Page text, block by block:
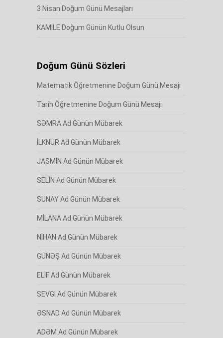
3 Nisan Doğum Günü Mesajları
KAMİLE Doğum Günün Kutlu Olsun
Doğum Günü Sözleri
Matematik Öğretmenine Doğum Günü Mesajı
Tarih Öğretmenine Doğum Günü Mesajı
SƏMRA Ad Günün Mübarek
İLKNUR Ad Günün Mübarek
JASMİN Ad Günün Mübarek
SELİN Ad Günün Mübarek
SUNAY Ad Günün Mübarek
MİLANA Ad Günün Mübarek
NİHAN Ad Günün Mübarek
GÜNƏŞ Ad Günün Mübarek
ELİF Ad Günün Mübarek
SEVGİ Ad Günün Mübarek
ƏSNAD Ad Günün Mübarek
ADƏM Ad Günün Mübarek